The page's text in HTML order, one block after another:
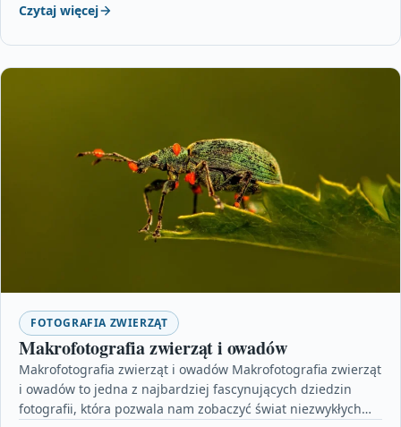
Czytaj więcej
FOTOGRAFIA ZWIERZĄT
Makrofotografia zwierząt i owadów
Makrofotografia zwierząt i owadów Makrofotografia zwierząt
i owadów to jedna z najbardziej fascynujących dziedzin
fotografii, która pozwala nam zobaczyć świat niezwykłych